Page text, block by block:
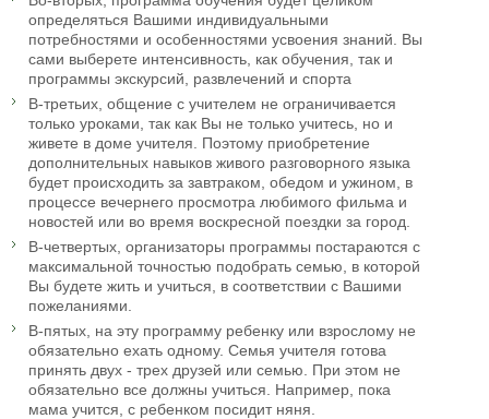
определяться Вашими индивидуальными
потребностями и особенностями усвоения знаний. Вы
сами выберете интенсивность, как обучения, так и
программы экскурсий, развлечений и спорта
В-третьих, общение с учителем не ограничивается
только уроками, так как Вы не только учитесь, но и
живете в доме учителя. Поэтому приобретение
дополнительных навыков живого разговорного языка
будет происходить за завтраком, обедом и ужином, в
процессе вечернего просмотра любимого фильма и
новостей или во время воскресной поездки за город.
В-четвертых, организаторы программы постараются с
максимальной точностью подобрать семью, в которой
Вы будете жить и учиться, в соответствии с Вашими
пожеланиями.
В-пятых, на эту программу ребенку или взрослому не
обязательно ехать одному. Семья учителя готова
принять двух - трех друзей или семью. При этом не
обязательно все должны учиться. Например, пока
мама учится, с ребенком посидит няня.